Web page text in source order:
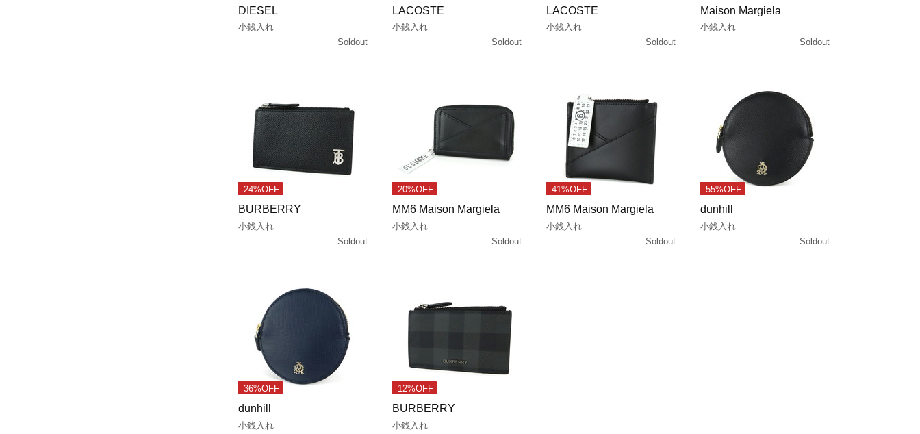
DIESEL
小銭入れ
Soldout
LACOSTE
小銭入れ
Soldout
LACOSTE
小銭入れ
Soldout
Maison Margiela
小銭入れ
Soldout
24%OFF
BURBERRY
小銭入れ
Soldout
20%OFF
MM6 Maison Margiela
小銭入れ
Soldout
41%OFF
MM6 Maison Margiela
小銭入れ
Soldout
55%OFF
dunhill
小銭入れ
Soldout
36%OFF
dunhill
小銭入れ
12%OFF
BURBERRY
小銭入れ